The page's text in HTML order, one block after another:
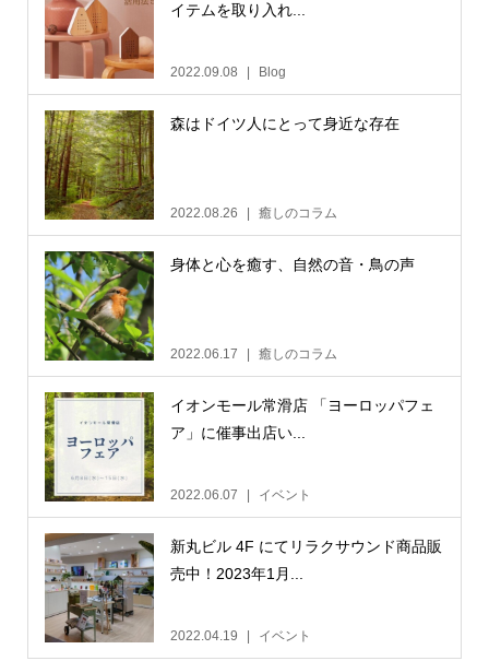
イテムを取り入れ...
2022.09.08 Blog
森はドイツ人にとって身近な存在
2022.08.26 癒しのコラム
身体と心を癒す、自然の音・鳥の声
2022.06.17 癒しのコラム
イオンモール常滑店 「ヨーロッパフェ
ア」に催事出店い...
2022.06.07 イベント
新丸ビル 4F にてリラクサウンド商品販
売中！2023年1月...
2022.04.19 イベント